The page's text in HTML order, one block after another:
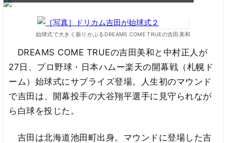
始球式で大きく振りかぶるDREAMS COME TRUEの吉田美和
DREAMS COME TRUEの吉田美和と中村正人が
27日、プロ野球・日本ハムー楽天の開幕戦（札幌ド
ーム）始球式にサプライズ登場。人生初のマウンド
で吉田は、開幕投手の大谷翔平選手に見守られなが
ら白球を投じた。
吉田は北海道池田町出身。マウンドに登場した吉